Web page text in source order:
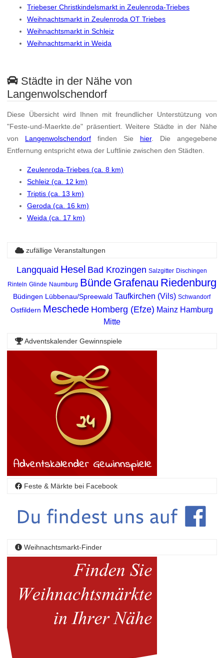
Triebeser Christkindelsmarkt in Zeulenroda-Triebes
Weihnachtsmarkt in Zeulenroda OT Triebes
Weihnachtsmarkt in Schleiz
Weihnachtsmarkt in Weida
Städte in der Nähe von
Langenwolschendorf
Diese Übersicht wird Ihnen mit freundlicher Unterstützung von
"Feste-und-Maerkte.de" präsentiert. Weitere Städte in der Nähe
von Langenwolschendorf finden Sie hier. Die angegebene
Entfernung entspricht etwa der Luftlinie zwischen den Städten.
Zeulenroda-Triebes (ca. 8 km)
Schleiz (ca. 12 km)
Triptis (ca. 13 km)
Geroda (ca. 16 km)
Weida (ca. 17 km)
zufällige Veranstaltungen
Langquaid Hesel Bad Krozingen Salzgitter Dischingen
Rinteln Glinde Naumburg Bünde Grafenau Riedenburg
Büdingen Lübbenau/Spreewald Taufkirchen (Vils) Schwandorf
Ostfildern Meschede Homberg (Efze) Mainz Hamburg
Mitte
Adventskalender Gewinnspiele
Feste & Märkte bei Facebook
Weihnachtsmarkt-Finder